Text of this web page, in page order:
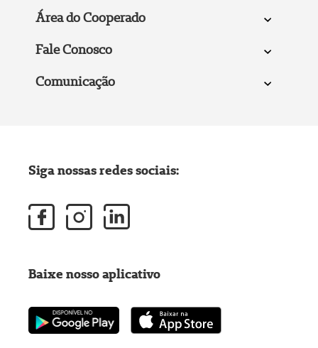
Área do Cooperado
Fale Conosco
Comunicação
Siga nossas redes sociais:
Baixe nosso aplicativo